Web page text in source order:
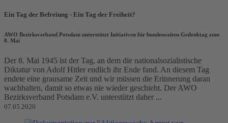
Ein Tag der Befreiung - Ein Tag der Freiheit?
AWO Bezirksverband Potsdam unterstützt Initiativen für bundesweiten Gedenktag zum
8. Mai
Der 8. Mai 1945 ist der Tag, an dem die nationalsozialistische
Diktatur von Adolf Hitler endlich ihr Ende fand. An diesem Tag
endete eine grausame Zeit und wir müssen die Erinnerung daran
wachhalten, damit so etwas nie wieder geschieht. Der AWO
Bezirksverband Potsdam e.V. unterstützt daher ...
07.05.2020